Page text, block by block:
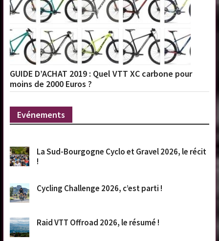
GUIDE D’ACHAT 2019 : Quel VTT XC carbone pour
moins de 2000 Euros ?
Evénements
La Sud-Bourgogne Cyclo et Gravel 2026, le récit
!
Cycling Challenge 2026, c’est parti !
Raid VTT Offroad 2026, le résumé !